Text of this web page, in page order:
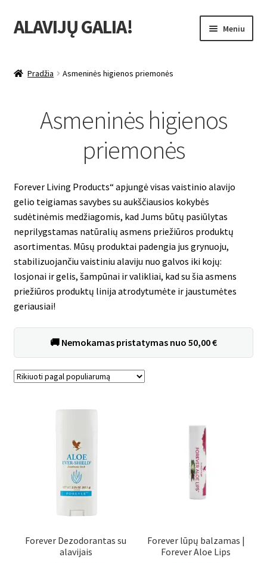
Pereiti
prie
Pereiti
prie
ALAVIJŲ GALIA! Meniu
Aloe Vera gėrimai
Maisto papildai
Bičių produktai
Odos priežiūra
Kosmetikos produktai
Asmens higienos priemonės
Svorio reguliavimas
Produktų rinkiniai
Mėginukai
Forever Living products
Pradžia Asmeninės higienos priemonės
Asmeninės higienos
priemonės
Forever Living Products“ apjungė visas vaistinio alavijo
gelio teigiamas savybes su aukščiausios kokybės
sudėtinėmis medžiagomis, kad Jums būtų pasiūlytas
neprilygstamas natūralių asmens priežiūros produktų
asortimentas. Mūsų produktai padengia jus grynuoju,
stabilizuojančiu vaistiniu alaviju nuo galvos iki kojų:
losjonai ir gelis, šampūnai ir valikliai, kad su šia asmens
priežiūros produktų linija atrodytumėte ir jaustumėtes
geriausiai!
🚚 Nemokamas pristatymas nuo 50,00€
Forever Dezodorantas su
alavijais
Forever lūpų balzamas |
Forever Aloe Lips